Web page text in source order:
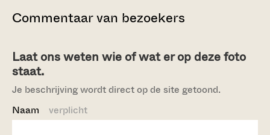
Commentaar van bezoekers
Laat ons weten wie of wat er op deze foto
staat.
Je beschrijving wordt direct op de site getoond.
Naam verplicht